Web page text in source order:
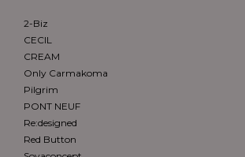
2-Biz
CECIL
CREAM
Only Carmakoma
Pilgrim
PONT NEUF
Re:designed
Red Button